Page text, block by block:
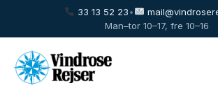
33 13 52 23•
Man–tor 10–17, fre 10–16